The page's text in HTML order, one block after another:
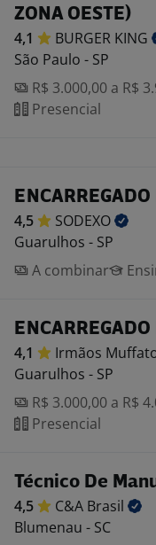
ZONA OESTE)
4,1 BURGER KING
São Paulo - SP
R$ 3.000,00 a R$
Presencial
4,5
SODEXO
Guarulhos - SP
A combinar
4,1 Irmãos
Guarulhos - SP
R$ 3.000,00 a R$
Presencial
Técnico De
4,5 C&A Brasil
Blumenau - SC